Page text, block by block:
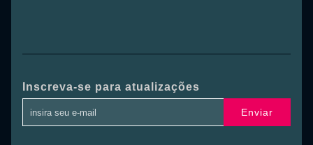
Inscreva-se para atualizações
Enviar